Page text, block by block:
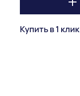
Купить в 1 клик